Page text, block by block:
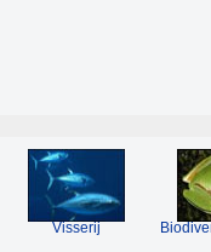
Visserij